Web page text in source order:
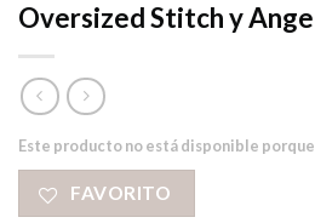
Oversized Stitch y
Este producto no está disponible
FAVORITO